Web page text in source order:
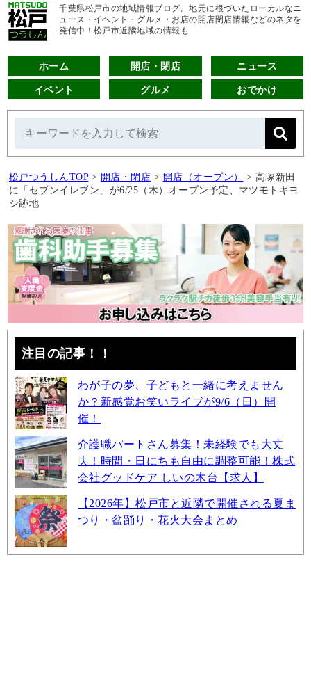
千葉県松戸市の地域情報ブログ。地元に根づいたローカルなニ
ュース・イベント・グルメ・お店の開店閉店情報などのネタを
発信中！松戸市近隣地域の情報も
ホーム 開店・閉店 ニュース
イベント グルメ おでかけ
松戸つうしんTOP > 開店・閉店 > 開店（オープン） > 高塚新田
に「セブンイレブン」が6/25（木）オープン予定、マツモトキヨ
シ跡地
注目の記事！！
わが子の夢、子どもと一緒に考えません
か？新感覚お笑いライブが9/6（日）開
催！
介護職パートさん募集！未経験でも大丈
夫！時間・日にちも自由に調整可能！株式
会社グッドケア しいの木台【求人】
【2026年】松戸市と近隣で開催される夏ま
つり・盆踊り・花火大会まとめ